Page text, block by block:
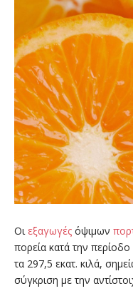
Οι εξαγωγές όψιμων
πορεία κατά την
τα 297,5 εκατ. κιλά,
σύγκριση με την